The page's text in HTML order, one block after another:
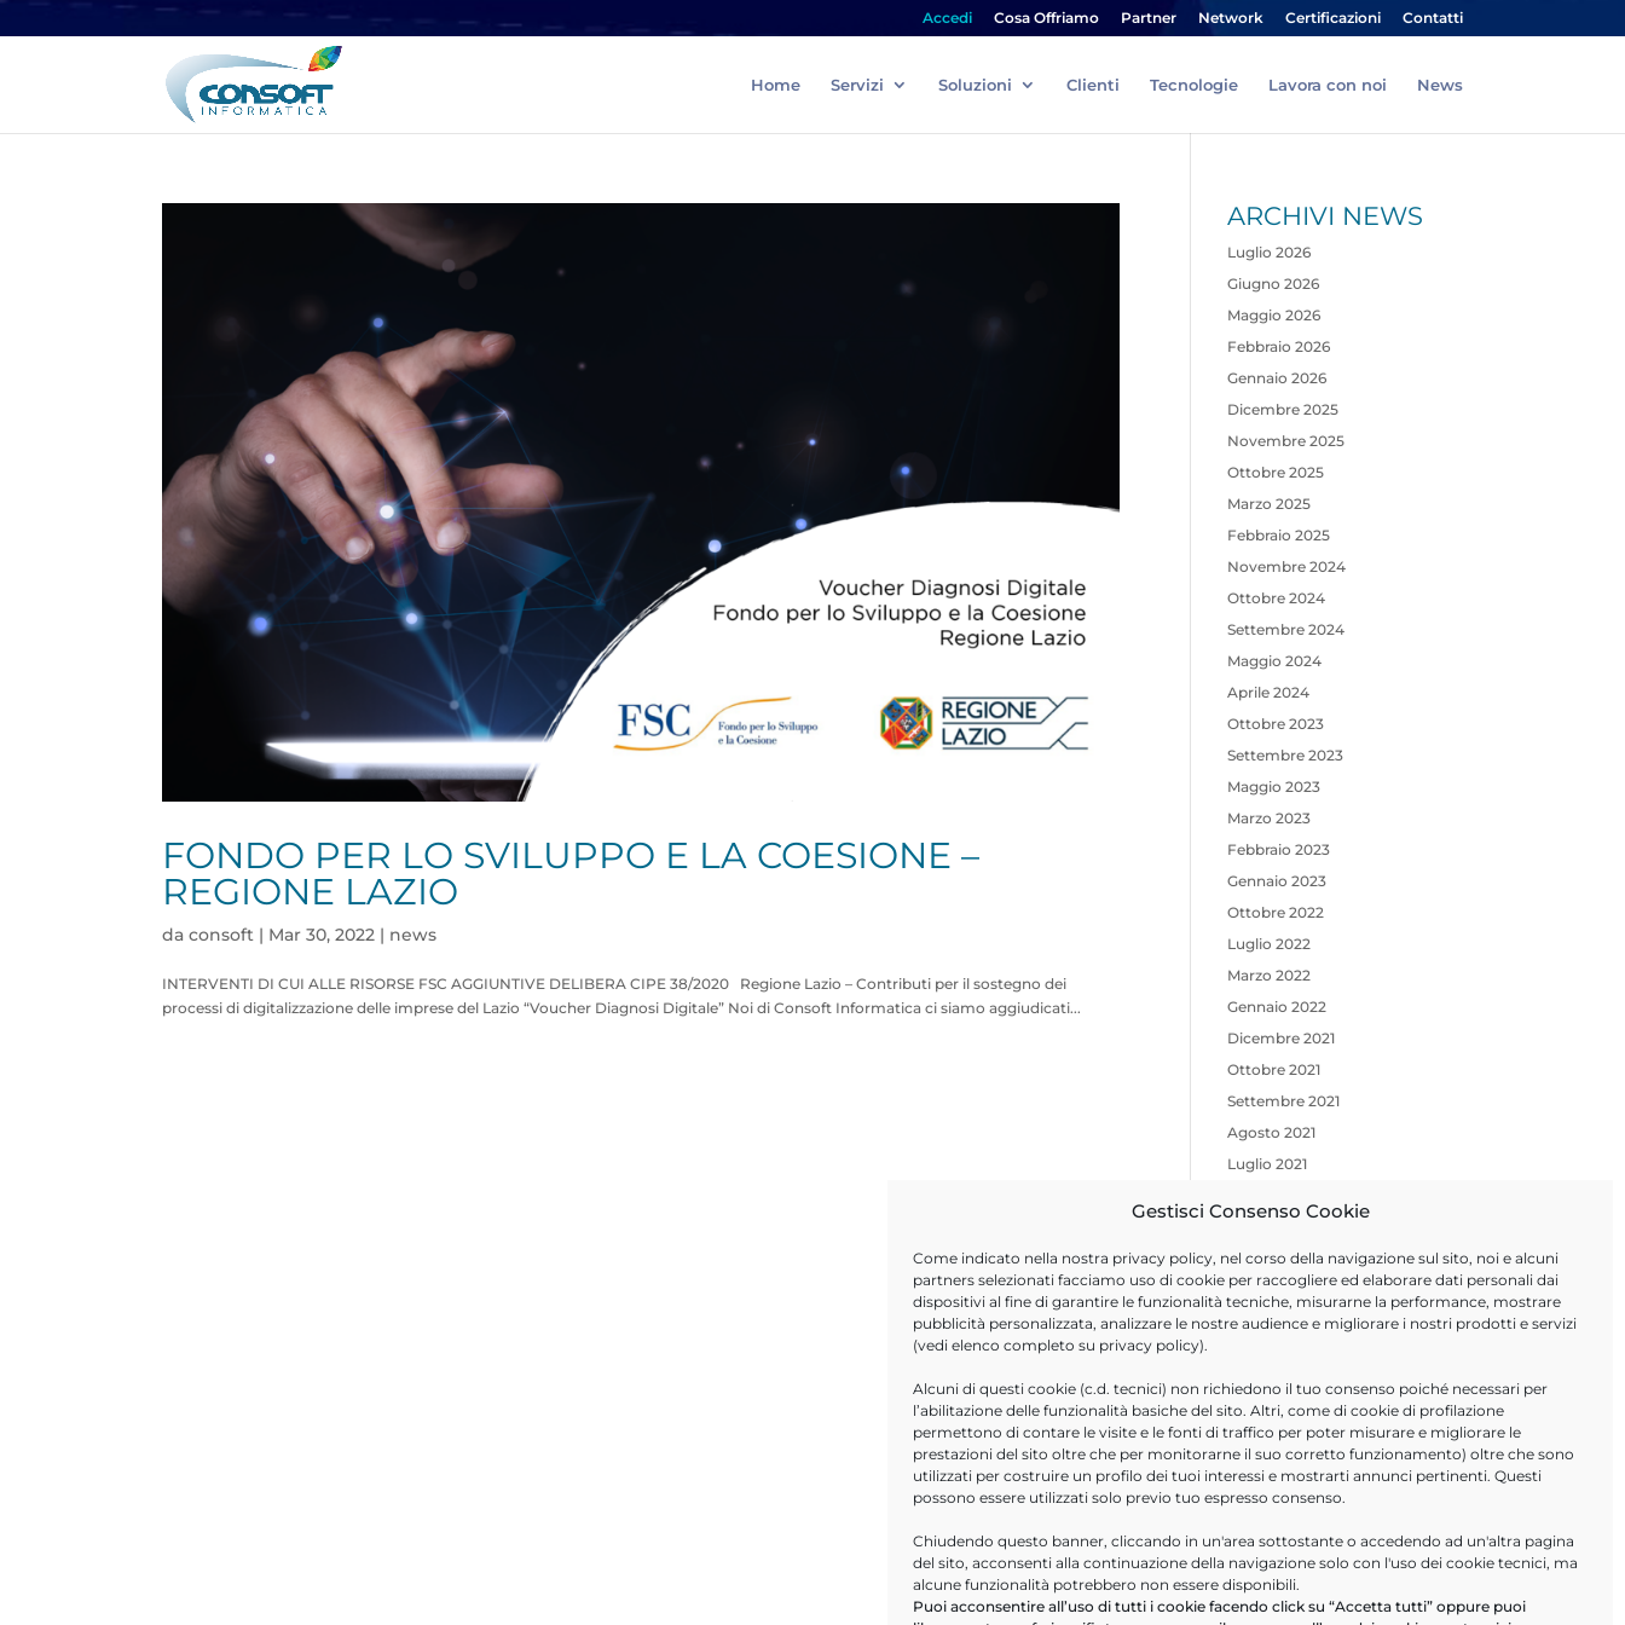
Gestisci Consenso Cookie
Come indicato nella nostra privacy policy, nel corso della navigazione sul sito, noi e alcuni
partners selezionati facciamo uso di cookie per raccogliere ed elaborare dati personali dai
dispositivi al fine di garantire le funzionalità tecniche, misurarne la performance, mostrare
pubblicità personalizzata, analizzare le nostre audience e migliorare i nostri prodotti e servizi
(vedi elenco completo su privacy policy).
Alcuni di questi cookie (c.d. tecnici) non richiedono il tuo consenso poiché necessari per
l’abilitazione delle funzionalità basiche del sito. Altri, come di cookie di profilazione
permettono di contare le visite e le fonti di traffico per poter misurare e migliorare le
prestazioni del sito oltre che per monitorarne il suo corretto funzionamento) oltre che sono
utilizzati per costruire un profilo dei tuoi interessi e mostrarti annunci pertinenti. Questi
possono essere utilizzati solo previo tuo espresso consenso.
Chiudendo questo banner, cliccando in un'area sottostante o accedendo ad un'altra pagina
del sito, acconsenti alla continuazione della navigazione solo con l'uso dei cookie tecnici, ma
alcune funzionalità potrebbero non essere disponibili.
Puoi acconsentire all’uso di tutti i cookie facendo click su “Accetta tutti” oppure puoi
Accedi Cosa Offriamo Partner Network Certificazioni Contatti
Home Servizi Soluzioni Clienti Tecnologie Lavora con noi News
FONDO PER LO SVILUPPO E LA COESIONE –
REGIONE LAZIO
daconsoft | Mar 30, 2022 | news
INTERVENTI DI CUI ALLE RISORSE FSC AGGIUNTIVE DELIBERA CIPE 38/2020 Regione Lazio – Contributi per il sostegno dei
processi di digitalizzazione delle imprese del Lazio “Voucher Diagnosi Digitale” Noi di Consoft Informatica ci siamo aggiudicati...
ARCHIVI NEWS
Luglio 2026
Giugno 2026
Maggio 2026
Febbraio 2026
Gennaio 2026
Dicembre 2025
Novembre 2025
Ottobre 2025
Marzo 2025
Febbraio 2025
Novembre 2024
Ottobre 2024
Settembre 2024
Maggio 2024
Aprile 2024
Ottobre 2023
Settembre 2023
Maggio 2023
Marzo 2023
Febbraio 2023
Gennaio 2023
Ottobre 2022
Luglio 2022
Marzo 2022
Gennaio 2022
Dicembre 2021
Ottobre 2021
Settembre 2021
Agosto 2021
Luglio 2021
Febbraio 2021
Novembre 2020
Ottobre 2020
Marzo 2020
Febbraio 2020
Gennaio 2020
ULTIMI ARTICOLI
Help Desk Informatici
PA Digitale in cloud- webinar
16/09/2026